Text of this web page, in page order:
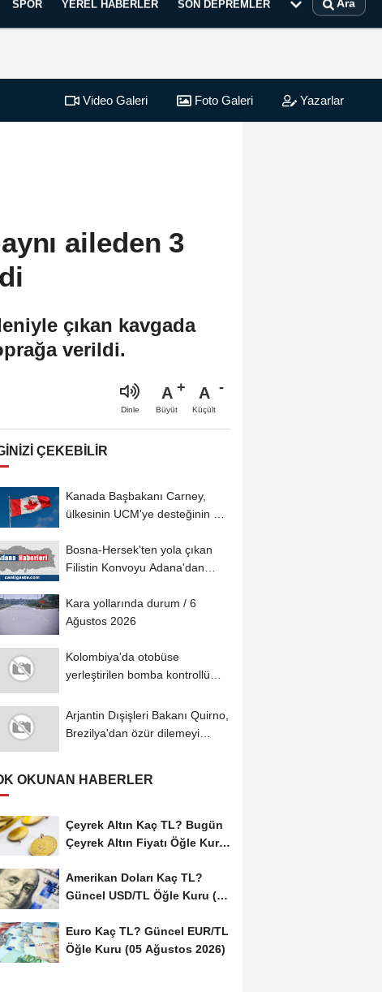
SPOR YEREL HABERLER SON DEPREMLER Ara
Video Galeri Foto Galeri Yazarlar
aileden 3
çıkan kavgada
verildi.
Dinle
A
Büyüt
A
Küçült
ÇEKEBILIR
Kanada Başbakanı Carney,
ülkesinin UCM'ye desteğinin net
Bosna-Hersek'ten yola çıkan
Filistin Konvoyu Adana'dan
Kara yollarında durum / 6
Ağustos 2026
Kolombiya'da otobüse
yerleştirilen bomba kontrollü
Arjantin Dışişleri Bakanı Quirno,
Brezilya'dan özür dilemeyi
OKUNAN HABERLER
Çeyrek Altın Kaç TL? Bugün
Çeyrek Altın Fiyatı Öğle Kuru
Amerikan Doları Kaç TL?
Güncel USD/TL Öğle Kuru (05
Euro Kaç TL? Güncel EUR/TL
Öğle Kuru (05 Ağustos 2026)